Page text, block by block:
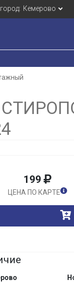
Кемерово
199
ЦЕНА ПО КАРТЕ